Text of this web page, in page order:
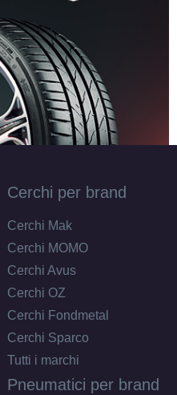
Cerchi per brand
Cerchi Mak
Cerchi MOMO
Cerchi Avus
Cerchi OZ
Cerchi Fondmetal
Cerchi Sparco
Tutti i marchi
Pneumatici per brand